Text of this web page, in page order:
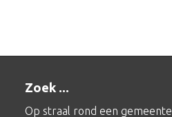
Zoek ...
Op straal rond een gemeente